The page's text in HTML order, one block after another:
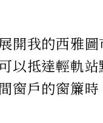
開我的西雅
以抵達輕軌
窗戶的窗簾